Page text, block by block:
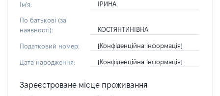
Ім'я: ІРИНА
По батькові (за
наявності):
КОСТЯНТИНІВНА
Податковий номер: [Конфіденційна інформація]
Дата народження: [Конфіденційна інформація]
Зареєстроване місце проживання